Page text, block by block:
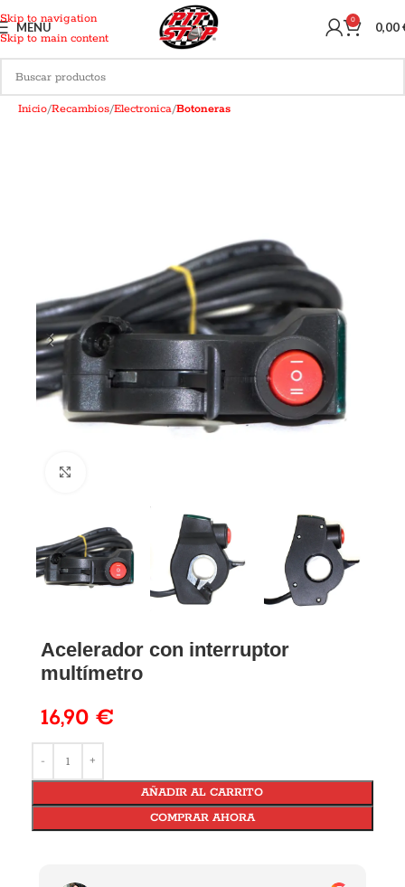
Skip to navigation
Skip to main content
MENU 0 0,00
Inicio Recambios Electronica Botoneras
Acelerador con interruptor
multímetro
16,90 €
AÑADIR AL CARRITO
COMPRAR AHORA